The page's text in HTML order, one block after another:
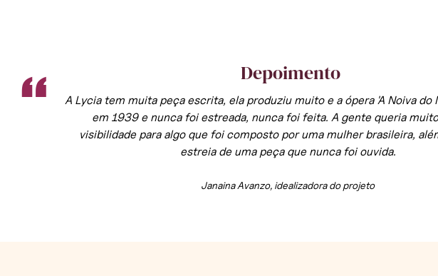
Depoimento
“
A Lycia tem muita peça escrita, ela produziu muito e a ópera 'A Noiva do
em 1939 e nunca foi estreada, nunca foi feita. A gente queria
visibilidade para algo que foi composto por uma mulher brasileira,
estreia de uma peça que nunca foi ouvida.
Janaina Avanzo, idealizadora do projeto